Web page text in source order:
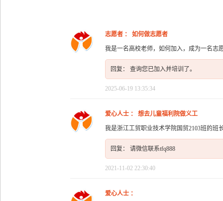
志愿者 ： 如何做志愿者
我是一名高校老师，如何加入，成为一名志
回复： 查询您已加入并培训了。
2025-06-19 13:35:34
爱心人士 ： 想去儿童福利院做义工
我是浙江工贸职业技术学院国贸2103班的班
回复： 请微信联系tfq888
2021-11-02 22:30:40
爱心人士 ：